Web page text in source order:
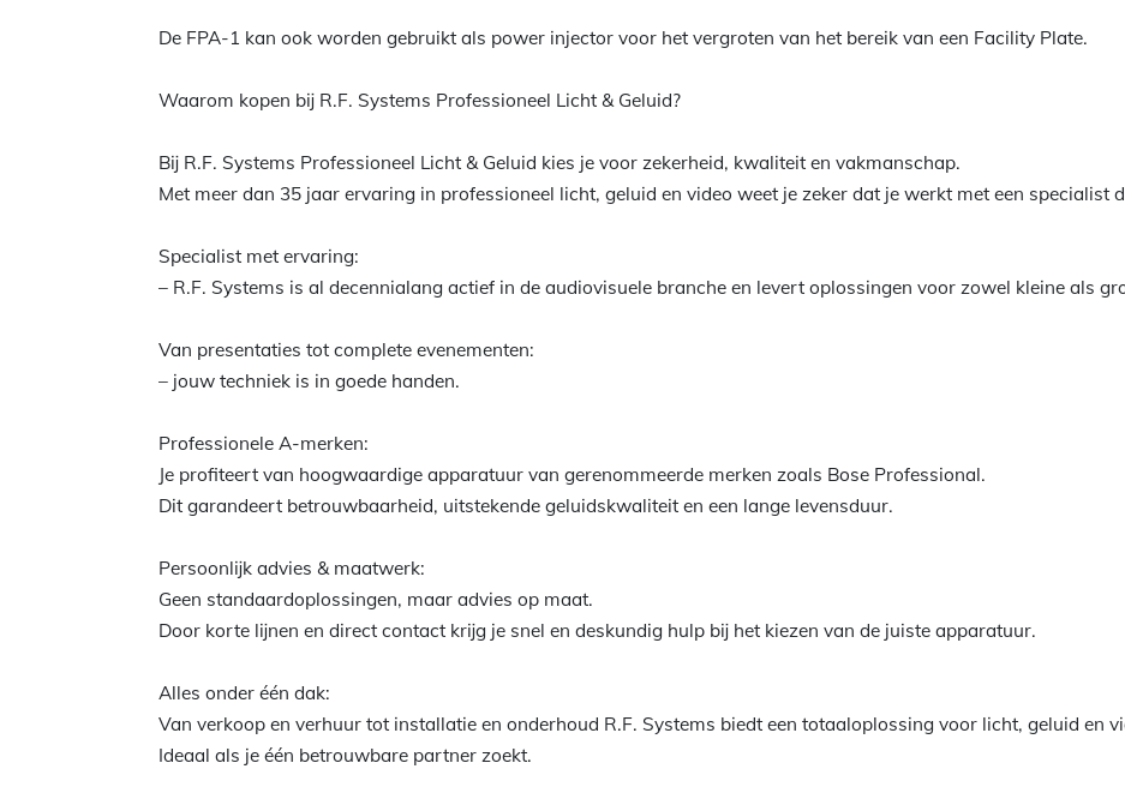
De FPA-1 kan ook worden gebruikt als power injector voor het vergroten van het bereik van een Facility Plate.
Waarom kopen bij R.F. Systems Professioneel Licht & Geluid?
Bij R.F. Systems Professioneel Licht & Geluid kies je voor zekerheid, kwaliteit en vakmanschap.
Met meer dan 35 jaar ervaring in professioneel licht, geluid en video weet je zeker dat je werkt met een specialist
Specialist met ervaring:
– R.F. Systems is al decennialang actief in de audiovisuele branche en levert oplossingen voor zowel kleine als
Van presentaties tot complete evenementen:
– jouw techniek is in goede handen.
Professionele A-merken:
Je profiteert van hoogwaardige apparatuur van gerenommeerde merken zoals Bose Professional.
Dit garandeert betrouwbaarheid, uitstekende geluidskwaliteit en een lange levensduur.
Persoonlijk advies & maatwerk:
Geen standaardoplossingen, maar advies op maat.
Door korte lijnen en direct contact krijg je snel en deskundig hulp bij het kiezen van de juiste apparatuur.
Alles onder één dak:
Van verkoop en verhuur tot installatie en onderhoud R.F. Systems biedt een totaaloplossing voor licht, geluid en
Ideaal als je één betrouwbare partner zoekt.